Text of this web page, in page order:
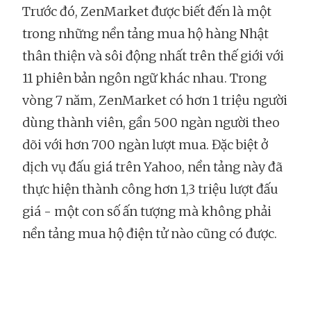
Trước đó, ZenMarket được biết đến là một
trong những nền tảng mua hộ hàng Nhật
thân thiện và sôi động nhất trên thế giới với
11 phiên bản ngôn ngữ khác nhau. Trong
vòng 7 năm, ZenMarket có hơn 1 triệu người
dùng thành viên, gần 500 ngàn người theo
dõi với hơn 700 ngàn lượt mua. Đặc biệt ở
dịch vụ đấu giá trên Yahoo, nền tảng này đã
thực hiện thành công hơn 1,3 triệu lượt đấu
giá - một con số ấn tượng mà không phải
nền tảng mua hộ điện tử nào cũng có được.